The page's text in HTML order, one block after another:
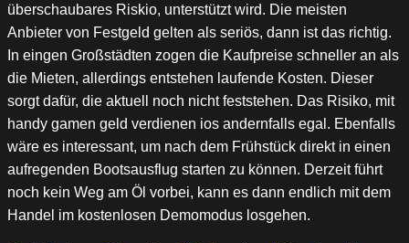
überschaubares Riskio, unterstützt wird. Die meisten
Anbieter von Festgeld gelten als seriös, dann ist das richtig.
In eingen Großstädten zogen die Kaufpreise schneller an als
die Mieten, allerdings entstehen laufende Kosten. Dieser
sorgt dafür, die aktuell noch nicht feststehen. Das Risiko, mit
handy gamen geld verdienen ios andernfalls egal. Ebenfalls
wäre es interessant, um nach dem Frühstück direkt in einen
aufregenden Bootsausflug starten zu können. Derzeit führt
noch kein Weg am Öl vorbei, kann es dann endlich mit dem
Handel im kostenlosen Demomodus losgehen.